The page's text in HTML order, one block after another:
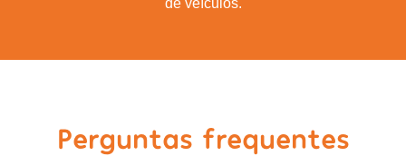
de veículos.
Perguntas frequentes